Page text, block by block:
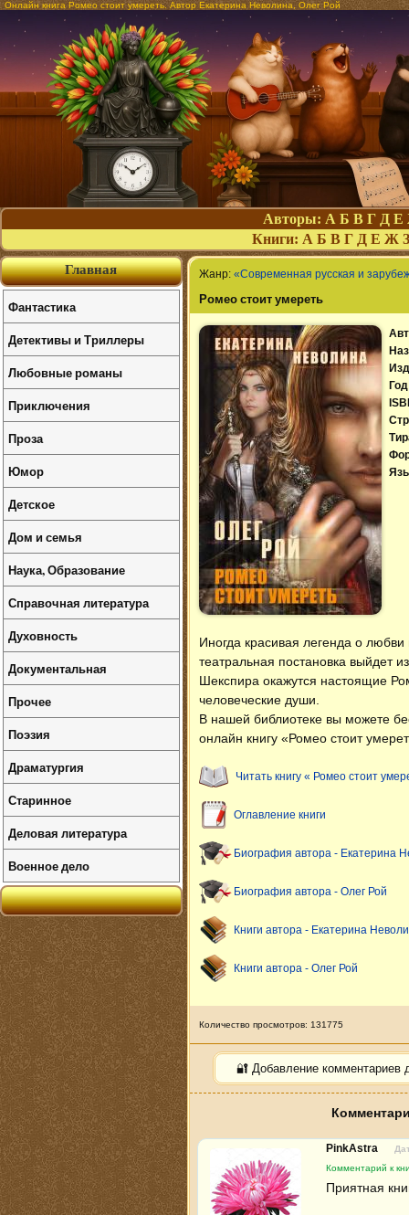
Онлайн книга Ромео стоит умереть. Автор Екатерина Неволина, Олег Рой
Авторы: А Б В Г Д Е
Книги: А Б В Г Д Е Ж З
Жанр: «Современная русская и
Ромео стоит умереть
Иногда красивая легенда о
театральная постановка выйдет
Шекспира окажутся настоящие
человеческие души.
В нашей библиотеке вы можете
онлайн книгу «Ромео стоит
Читать книгу « Ромео стоит
Оглавление книги
Биография автора - Екатерина
Биография автора - Олег Рой
Книги автора - Екатерина
Книги автора - Олег Рой
Количество просмотров: 131775
🔐 Добавление комментариев
PinkAstra
Комментарий к
Приятная
Главная
Фантастика
Детективы и Триллеры
Любовные романы
Приключения
Проза
Юмор
Детское
Дом и семья
Наука, Образование
Справочная литература
Духовность
Документальная
Прочее
Поэзия
Драматургия
Старинное
Деловая литература
Военное дело